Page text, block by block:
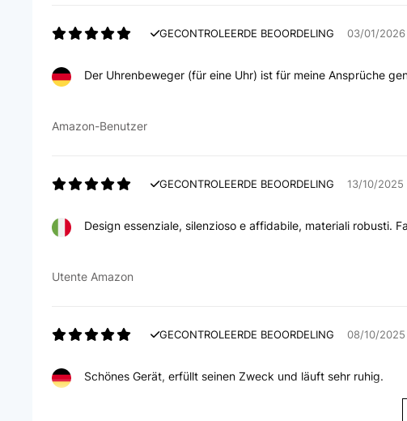
GECONTROLEERDE BEOORDELING 03/01/2026
Der Uhrenbeweger (für eine Uhr) ist für meine Ansprüche
Amazon-Benutzer
GECONTROLEERDE BEOORDELING 13/10/2025
Design essenziale, silenzioso e affidabile, materiali robusti.
Utente Amazon
GECONTROLEERDE BEOORDELING 08/10/2025
Schönes Gerät, erfüllt seinen Zweck und läuft sehr ruhig.